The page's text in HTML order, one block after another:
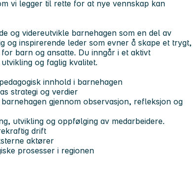
vi legger til rette for at nye vennskap kan
og videreutvikle barnehagen som en del av
og inspirerende leder som evner å skape et trygt,
barn og ansatte. Du inngår i et aktivt
og faglig kvalitet.
innhold i barnehagen
strategi og verdier
gjennom observasjon, refleksjon og
utvikling og oppfølging av medarbeidere.
drift
aktører
prosesser i regionen